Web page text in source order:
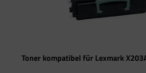
Toner kompatibel für Lexmark